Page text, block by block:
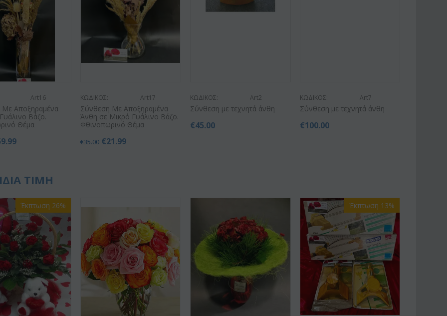
Art16
Με Αποξηραμένα
Βάζο.
Θέμα
ΚΩΔΙΚΟΣ: Art17
Σύνθεση Με Αποξηραμένα
Άνθη σε Μικρό Γυάλινο Βάζο.
Φθινοπωρινό Θέμα
€35.00 €21.99
ΚΩΔΙΚΟΣ: Art2
Σύνθεση με τεχνητά άνθη
€45.00
ΚΩΔΙΚΟΣ: Art7
Σύνθεση με τεχνητά άνθη
€100.00
ΤΙΜΗ
Έκπτωση 26% Έκπτωση 13%